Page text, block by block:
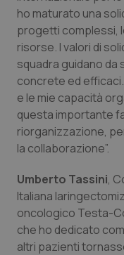
ho maturato una
progetti complessi,
risorse. I valori di
squadra guidano da
concrete ed
e le mie capacità
questa importante
riorganizzazione,
la collaborazione”.
Umberto Tassini,
Italiana
oncologico Testa-
che ho dedicato
altri pazienti